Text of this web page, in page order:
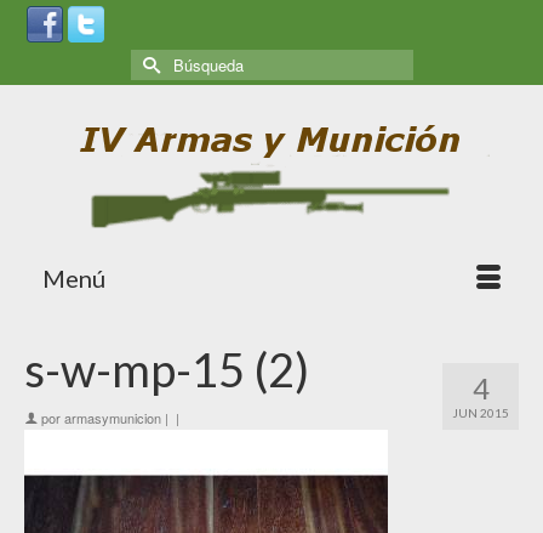
Menú
4
JUN 2015
s-w-mp-15 (2)
porarmasymunicion | |